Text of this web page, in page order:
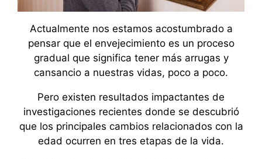
Actualmente nos estamos acostumbrado a
pensar que el envejecimiento es un proceso
gradual que significa tener más arrugas y
cansancio a nuestras vidas, poco a poco.
Pero existen resultados impactantes de
investigaciones recientes donde se descubrió
que los principales cambios relacionados con la
edad ocurren en tres etapas de la vida.